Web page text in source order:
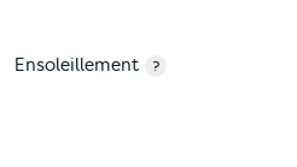
Ensoleillement ?